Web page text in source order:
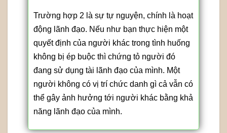
Trường hợp 2 là sự tự nguyện, chính là hoạt
động lãnh đạo. Nếu như bạn thực hiện một
quyết định của người khác trong tình huống
không bị ép buộc thì chứng tỏ người đó
đang sử dụng tài lãnh đạo của mình. Một
người không có vị trí chức danh gì cả vẫn có
thể gây ảnh hưởng tới người khác bằng khả
năng lãnh đạo của mình.